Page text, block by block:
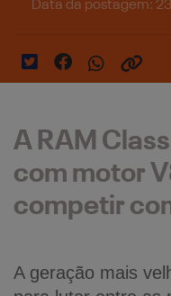
Data da postagem:
A RAM
com motor
competir
A geração mais